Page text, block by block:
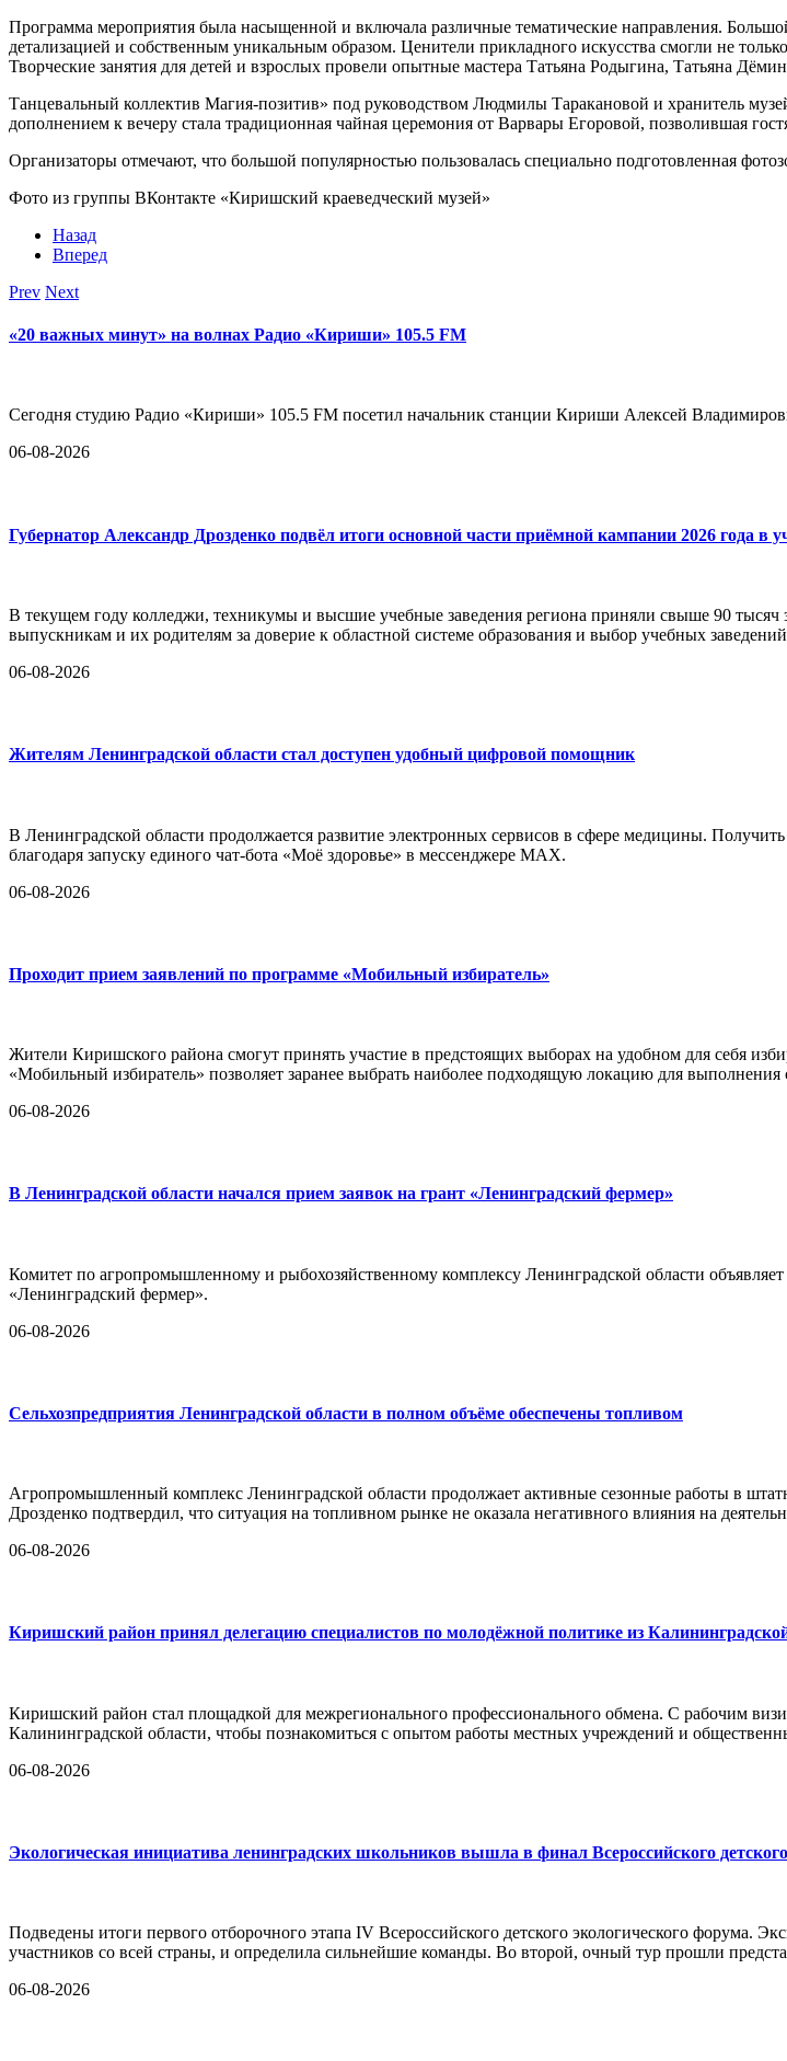
Программа мероприятия была насыщенной и включала различные тематические направления.
детализацией и собственным уникальным образом. Ценители прикладного искусства смогли не
Творческие занятия для детей и взрослых провели опытные мастера Татьяна Родыгина, Татьяна
Танцевальный коллектив Магия-позитив» под руководством Людмилы Таракановой и хранитель
дополнением к вечеру стала традиционная чайная церемония от Варвары Егоровой, позволившая
Организаторы отмечают, что большой популярностью пользовалась специально подготовленная
Фото из группы ВКонтакте «Киришский краеведческий музей»
Назад
Вперед
Prev Next
«20 важных минут» на волнах Радио «Кириши» 105.5 FM
Сегодня студию Радио «Кириши» 105.5 FM посетил начальник станции Кириши Алексей
06-08-2026
Губернатор Александр Дрозденко подвёл итоги основной части приёмной кампании 2026 года в
В текущем году колледжи, техникумы и высшие учебные заведения региона приняли свыше 90 тысяч
выпускникам и их родителям за доверие к областной системе образования и выбор учебных
06-08-2026
Жителям Ленинградской области стал доступен удобный цифровой помощник
В Ленинградской области продолжается развитие электронных сервисов в сфере медицины.
благодаря запуску единого чат-бота «Моё здоровье» в мессенджере MAX.
06-08-2026
Проходит прием заявлений по программе «Мобильный избиратель»
Жители Киришского района смогут принять участие в предстоящих выборах на удобном для себя
«Мобильный избиратель» позволяет заранее выбрать наиболее подходящую локацию для выполнения
06-08-2026
В Ленинградской области начался прием заявок на грант «Ленинградский фермер»
Комитет по агропромышленному и рыбохозяйственному комплексу Ленинградской области
«Ленинградский фермер».
06-08-2026
Сельхозпредприятия Ленинградской области в полном объёме обеспечены топливом
Агропромышленный комплекс Ленинградской области продолжает активные сезонные работы в
Дрозденко подтвердил, что ситуация на топливном рынке не оказала негативного влияния на
06-08-2026
Киришский район принял делегацию специалистов по молодёжной политике из
Киришский район стал площадкой для межрегионального профессионального обмена. С рабочим
Калининградской области, чтобы познакомиться с опытом работы местных учреждений и
06-08-2026
Экологическая инициатива ленинградских школьников вышла в финал Всероссийского
Подведены итоги первого отборочного этапа IV Всероссийского детского экологического форума.
участников со всей страны, и определила сильнейшие команды. Во второй, очный тур прошли
06-08-2026